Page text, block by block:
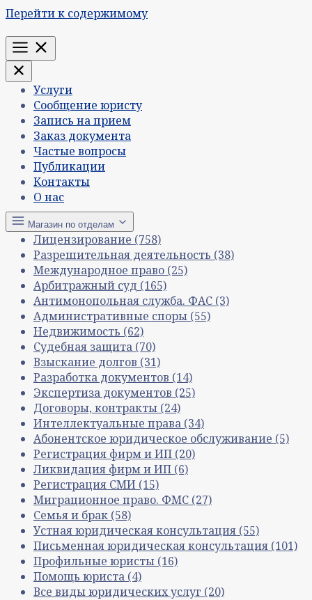
Перейти к содержимому
Меню
Услуги
Сообщение юристу
Запись на прием
Заказ документа
Частые вопросы
Публикации
Контакты
О нас
Магазин по отделам
Лицензирование (758)
Разрешительная деятельность (38)
Международное право (25)
Арбитражный суд (165)
Антимонопольная служба. ФАС (3)
Административные споры (55)
Недвижимость (62)
Судебная защита (70)
Взыскание долгов (31)
Разработка документов (14)
Экспертиза документов (25)
Договоры, контракты (24)
Интеллектуальные права (34)
Абонентское юридическое обслуживание (5)
Регистрация фирм и ИП (20)
Ликвидация фирм и ИП (6)
Регистрация СМИ (15)
Миграционное право. ФМС (27)
Семья и брак (58)
Устная юридическая консультация (55)
Письменная юридическая консультация (101)
Профильные юристы (16)
Помощь юриста (4)
Все виды юридических услуг (20)